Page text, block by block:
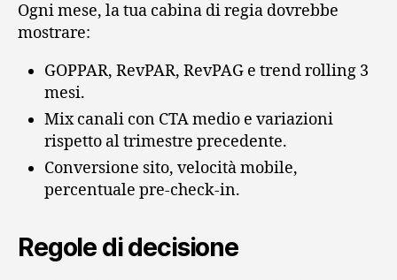
Ogni mese, la tua cabina di regia dovrebbe
mostrare:
GOPPAR, RevPAR, RevPAG e trend rolling 3
mesi.
Mix canali con CTA medio e variazioni
rispetto al trimestre precedente.
Conversione sito, velocità mobile,
percentuale pre‑check‑in.
Regole di decisione